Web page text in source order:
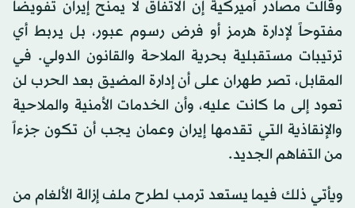
وقالت مصادر أميركية إن الاتفاق لا يمنح إيران تفويضاً
مفتوحاً لإدارة هرمز أو فرض رسوم عبور، بل يربط أي
ترتيبات مستقبلية بحرية الملاحة والقانون الدولي. في
المقابل، تصر طهران على أن إدارة المضيق بعد الحرب لن
تعود إلى ما كانت عليه، وأن الخدمات الأمنية والملاحية
والإنقاذية التي تقدمها إيران وعمان يجب أن تكون جزءاً
من التفاهم الجديد.
ويأتي ذلك فيما يستعد ترمب لطرح ملف إزالة الألغام من